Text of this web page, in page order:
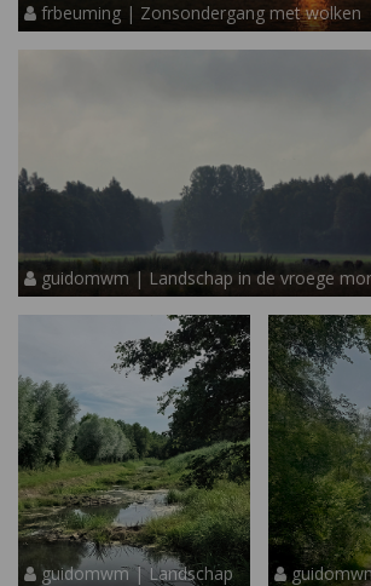
frbeuming | Zonsondergang met wolken
guidomwm | Landschap in de vroege
guidomwm | Landschap